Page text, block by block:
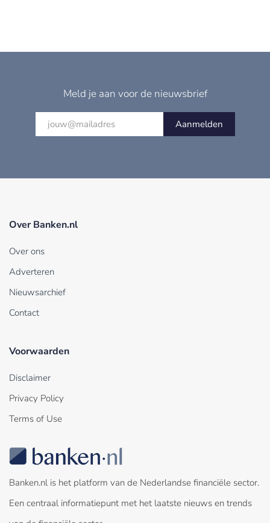
Meld je aan voor de nieuwsbrief
Aanmelden
Over Banken.nl
Over ons
Adverteren
Nieuwsarchief
Contact
Voorwaarden
Disclaimer
Privacy Policy
Terms of Use
Banken.nl is het platform van de Nederlandse financiële sector.
Een centraal informatiepunt met het laatste nieuws en trends